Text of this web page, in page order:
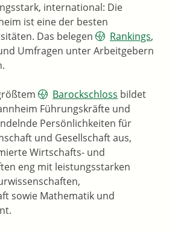
international: Die
ist eine der besten
Das belegen
Rankings,
Umfragen unter Arbeitgebern
Barockschloss bildet
Führungskräfte und
Persönlichkeiten für
und Gesellschaft aus,
Wirtschafts- und
eng mit leistungsstarken
sowie Mathematik und